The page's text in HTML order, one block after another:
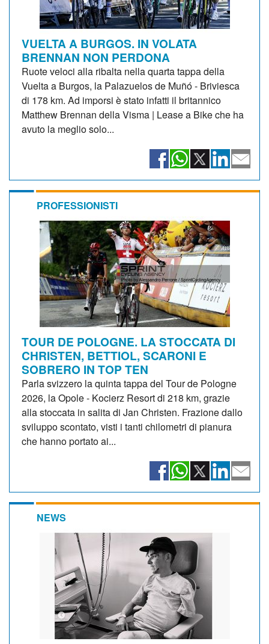
VUELTA A BURGOS. IN VOLATA
BRENNAN NON PERDONA
Ruote veloci alla ribalta nella quarta tappa della
Vuelta a Burgos, la Palazuelos de Muñó - Briviesca
di 178 km. Ad imporsi è stato infatti il britannico
Matthew Brennan della Visma | Lease a Bike che ha
avuto la meglio solo...
PROFESSIONISTI
TOUR DE POLOGNE. LA STOCCATA DI
CHRISTEN, BETTIOL, SCARONI E
SOBRERO IN TOP TEN
Parla svizzero la quinta tappa del Tour de Pologne
2026, la Opole - Kocierz Resort di 218 km, grazie
alla stoccata in salita di Jan Christen. Frazione dallo
sviluppo scontato, visti i tanti chilometri di pianura
che hanno portato ai...
NEWS